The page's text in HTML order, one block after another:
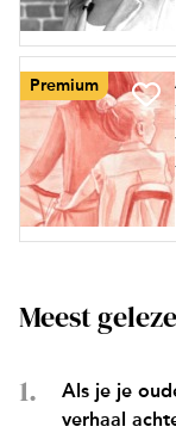
Premium
Meest
Als je je
verhaal